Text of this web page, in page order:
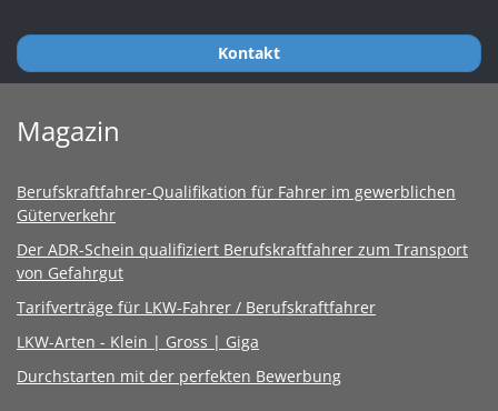
Kontakt
Magazin
Berufskraftfahrer-Qualifikation für Fahrer im gewerblichen
Güterverkehr
Der ADR-Schein qualifiziert Berufskraftfahrer zum Transport
von Gefahrgut
Tarifverträge für LKW-Fahrer / Berufskraftfahrer
LKW-Arten - Klein | Gross | Giga
Durchstarten mit der perfekten Bewerbung